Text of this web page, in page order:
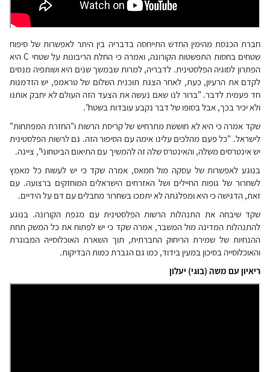
חברת הכנסת מהימין החדש התייחסה בדבריה בין היתר לאפשרות של סיפוח
שטחים בחסות התפשטות הקורונה, ואמרה כי החלת הריבונות על שטחי C היא
הפתרון לסוגיה הפלסטינית. לדבריה, למרות שבמשך שנים היא ושותפיה מנסים
לקדם את הרעיון, כעת, לאחר הצגת תוכנית השלום של טראמפ, יש הזדמנות
חד פעמית לדבר. "ברור לנו שאם נעשה את הצעד הזה העולם לא יחבק אותנו
ולא יכיר בכך, אבל בסופו של דבר נקבע עובדות בשטח".
שקד אמרה כי היא לא חוששת מתרחיש של קריסת הרשות ו"החזרת המפתחות"
לישראל. "כל פעם מהלכים עלינו אימה עם הסיפור הזה. גם לרשות הפלסטינית
יש אינטרסים משלה, והאינטרס שלה זה להמשיך עם התיאום הביטחוני", ציינה.
בנוגע לאפשרות של עסקה מול חמאס, אמרה שקד כי יש לעשות כל מאמץ
לשחרור של גופות החיילים ושל האזרחים הישראלים המוחזקים ברצועה. עם
זאת, הדגישה כי היא ומפלגתה לא יתמכו בשחרור מחבלים עם דם על הידיים.
שקד שיבחה את התנהלות הרשות הפלסטינית עם מגפת הקורונה. בנוגע
להתנהלות המדינה מול המשבר, אמרה שקד כי יש לפתוח את כל המשק תחת
ההנחיות של שמירת הריחוק החברתית, תוך השארת האוכלוסייה המבוגרת
והאוכלוסייה בסיכון במעין בידוד, כמו גם הגברת כמות הבדיקות.
ריאיון עם משה (בוגי) יעלון